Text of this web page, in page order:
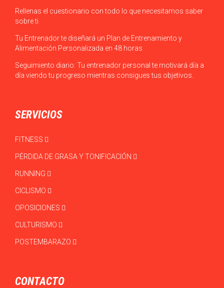
Rellenas el cuestionario con todo lo que necesitamos saber
sobre ti
Tu Entrenador te diseñará un Plan de Entrenamiento y
Alimentación Personalizada en 48 horas
Seguimiento diario: Tu entrenador personal te motivará día a
día viendo tu progreso mientras consigues tus objetivos.
SERVICIOS
FITNESS
PÉRDIDA DE GRASA Y TONIFICACIÓN
RUNNING
CICLISMO
OPOSICIONES
CULTURISMO
POSTEMBARAZO
CONTACTO